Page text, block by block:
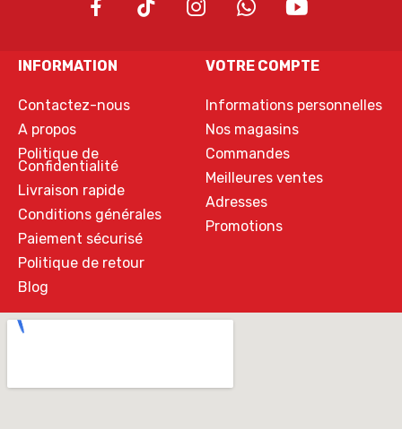
INFORMATION
Contactez-nous
A propos
Politique de
Confidentialité
Livraison rapide
Conditions générales
Paiement sécurisé
Politique de retour
Blog
VOTRE COMPTE
Informations personnelles
Nos magasins
Commandes
Meilleures ventes
Adresses
Promotions